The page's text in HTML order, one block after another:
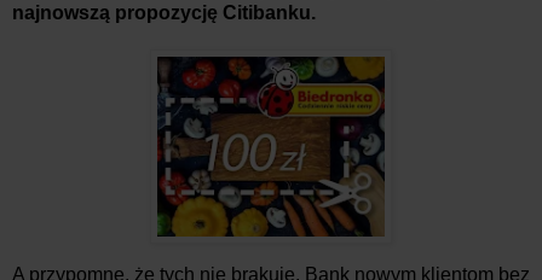
najnowszą propozycję Citibanku.
A przypomnę, że tych nie brakuje. Bank nowym klientom bez